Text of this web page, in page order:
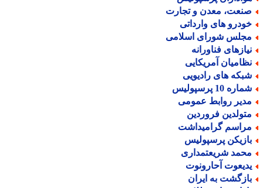
معدن و تجارت
های وارداتی
شورای اسلامی
فناورانه
آمریکایی
های رادیویی
10 پرسپولیس
روابط عمومی
فروردین
گرامیداشت
پرسپولیس
شریعتمداری
آحارونوت
به ایران